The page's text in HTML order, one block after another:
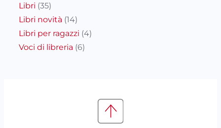
Libri (35)
Libri novità (14)
Libri per ragazzi (4)
Voci di libreria (6)